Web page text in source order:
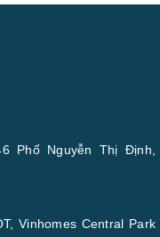
Phố Nguyễn Thị Định,
Vinhomes Central Park